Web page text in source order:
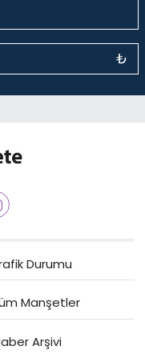
₺
Durumu
Manşetler
Arşivi